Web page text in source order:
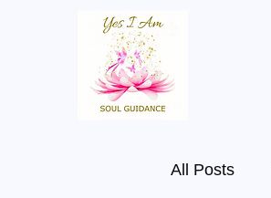
All Posts